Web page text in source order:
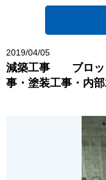
2019/04/05
減築工事 ブロッ
事・塗装工事・内